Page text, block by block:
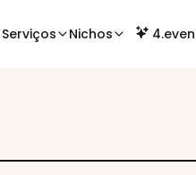
Serviços Nichos